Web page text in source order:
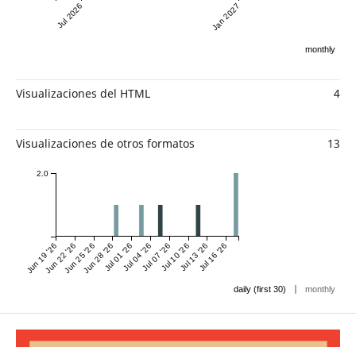
Jul 2026 Jan 2027
monthly
Visualizaciones del HTML 4
Visualizaciones de otros formatos 13
Jun 19 '26Jun 22 '26Jun 25 '26Jun 28 '26Jul 01 '26Jul 04 '26Jul 07 '26Jul 10 '26Jul 13 '26Jul 16 '26
2.0
daily (first 30) | monthly